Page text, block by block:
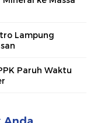
Lampung
Paruh Waktu